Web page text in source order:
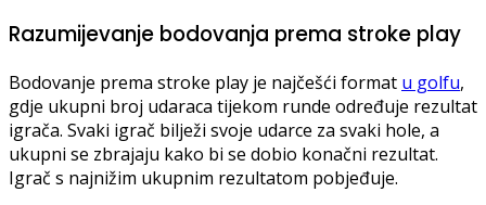
Razumijevanje bodovanja prema stroke play
Bodovanje prema stroke play je najčešći format u golfu,
gdje ukupni broj udaraca tijekom runde određuje rezultat
igrača. Svaki igrač bilježi svoje udarce za svaki hole, a
ukupni se zbrajaju kako bi se dobio konačni rezultat.
Igrač s najnižim ukupnim rezultatom pobjeđuje.